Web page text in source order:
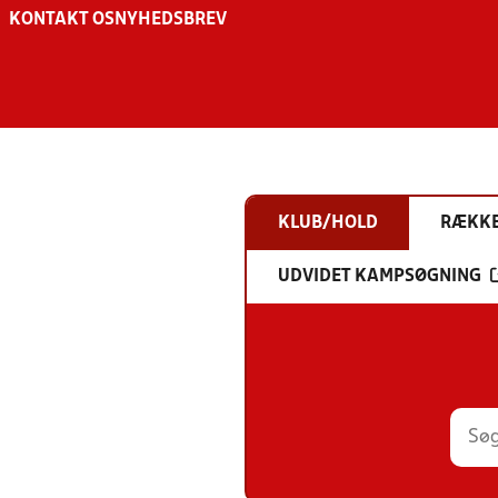
KONTAKT OS NYHEDSBREV
KLUB/HOLD
UDVIDET KAMPSØGNING